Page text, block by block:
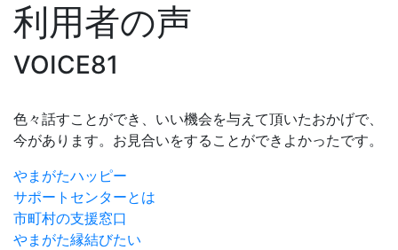
利用者の声
VOICE81
色々話すことができ、いい機会を与えて頂いたおかげで、
今があります。お見合いをすることができよかったです。
やまがたハッピー
サポートセンターとは
市町村の支援窓口
やまがた縁結びたい